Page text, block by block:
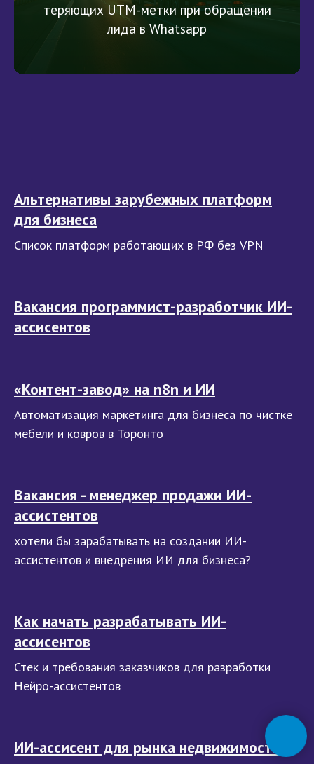
теряющих UTM-метки при обращении
лида в Whatsapp
Альтернативы зарубежных платформ
для бизнеса
Список платформ работающих в РФ без VPN
Вакансия программист-разработчик ИИ-
ассисентов
«Контент-завод» на n8n и ИИ
Автоматизация маркетинга для бизнеса по чистке
мебели и ковров в Торонто
Вакансия - менеджер продажи ИИ-
ассистентов
хотели бы зарабатывать на создании ИИ-
ассистентов и внедрения ИИ для бизнеса?
Как начать разрабатывать ИИ-
ассисентов
Стек и требования заказчиков для разработки
Нейро-ассистентов
ИИ-ассисент для рынка недвижимости